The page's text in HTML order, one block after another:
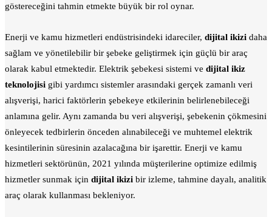
göstereceğini tahmin etmekte büyük bir rol oynar.
Enerji ve kamu hizmetleri endüstrisindeki idareciler, dijital ikizi daha
sağlam ve yönetilebilir bir şebeke geliştirmek için güçlü bir araç
olarak kabul etmektedir. Elektrik şebekesi sistemi ve dijital ikiz
teknolojisi gibi yardımcı sistemler arasındaki gerçek zamanlı veri
alışverişi, harici faktörlerin şebekeye etkilerinin belirlenebileceği
anlamına gelir. Aynı zamanda bu veri alışverişi, şebekenin çökmesini
önleyecek tedbirlerin önceden alınabileceği ve muhtemel elektrik
kesintilerinin süresinin azalacağına bir işarettir. Enerji ve kamu
hizmetleri sektörünün, 2021 yılında müşterilerine optimize edilmiş
hizmetler sunmak için dijital ikizi bir izleme, tahmine dayalı, analitik
araç olarak kullanması bekleniyor.